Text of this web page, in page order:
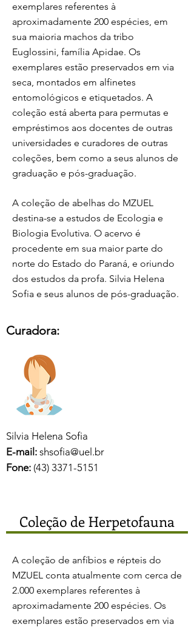
exemplares ​referentes à
aproximadamente 200 espécies, em
sua maioria machos da tribo
Euglossini, família Apidae. Os
exemplares estão preservados em via
seca, montados em alfinetes
entomológicos e etiquetados. A
coleção está aberta para permutas e
empréstimos aos docentes de outras
universidades e curadores de outras
coleções, bem como a seus alunos de
graduação e pós-graduação.
A coleção de abelhas do MZUEL
destina-se a estudos de Ecologia e
Biologia Evolutiva. O acervo é
procedente em sua maior parte do
norte do Estado do Paraná, e oriundo
dos estudos da profa. Silvia Helena
Sofia e seus alunos de pós-graduação.
Curadora:
Silvia Helena Sofia
E-mail: shsofia@uel.br
Fone: (43) 3371-5151
Coleção de Herpetofauna
A coleção de anfíbios e répteis do
MZUEL conta atualmente com cerca de
2.000 exemplares ​referentes à
aproximadamente 200 espécies. Os
exemplares estão preservados em via